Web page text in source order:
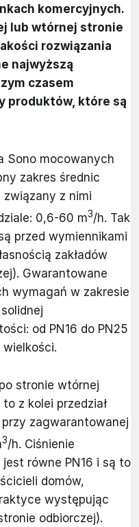
komercyjnych.
lub wtórnej stronie
rozwiązania
najwyższą
czasem
produktów, które są
Sono mocowanych
zakres średnic
związany z nimi
0,6-60 m3/h. Tak
przed wymiennikami
zakładów
Gwarantowane
wymagań w zakresie
od PN16 do PN25
stronie wtórnej
z kolei przedział
zagwarantowanej
3/h. Ciśnienie
równe PN16 i są to
domów,
występując
odbiorczej).